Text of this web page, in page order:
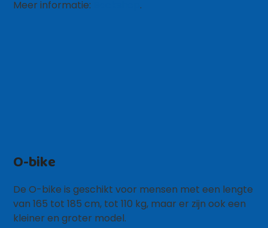
Meer informatie: .
O-bike
De O-bike is geschikt voor mensen met een lengte
van 165 tot 185 cm, tot 110 kg, maar er zijn ook een
kleiner en groter model.